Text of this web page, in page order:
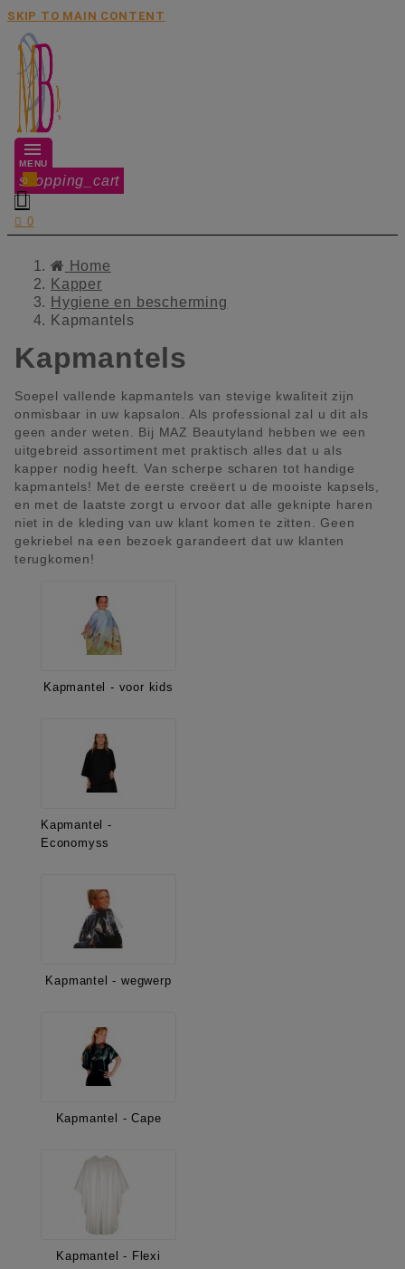
SKIP TO MAIN CONTENT
MENU
shopping_cart
0

 0
Home
Kapper
Hygiene en bescherming
Kapmantels
Kapmantels
Soepel vallende kapmantels van stevige kwaliteit zijn
onmisbaar in uw kapsalon. Als professional zal u dit als
geen ander weten. Bij MAZ Beautyland hebben we een
uitgebreid assortiment met praktisch alles dat u als
kapper nodig heeft. Van scherpe scharen tot handige
kapmantels! Met de eerste creëert u de mooiste kapsels,
en met de laatste zorgt u ervoor dat alle geknipte haren
niet in de kleding van uw klant komen te zitten. Geen
gekriebel na een bezoek garandeert dat uw klanten
terugkomen!
Kapmantel - voor kids
Kapmantel -
Economyss
Kapmantel - wegwerp
Kapmantel - Cape
Kapmantel - Flexi